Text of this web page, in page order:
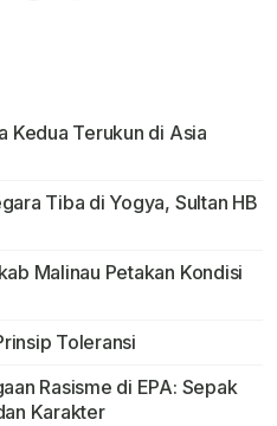
Kedua Terukun di Asia
Tiba di Yogya, Sultan HB
Malinau Petakan Kondisi
Toleransi
Rasisme di EPA: Sepak
Karakter